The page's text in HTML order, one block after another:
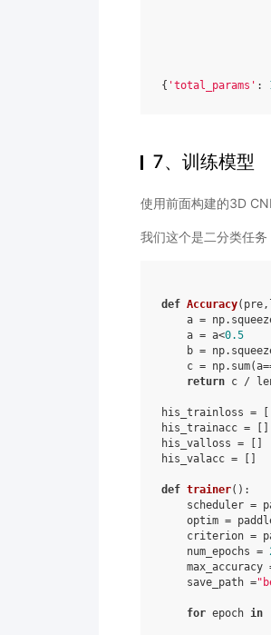
{ 'total_params' :
7、训练模型
使用前面构建的3D
我们这个是二分类任
def Accuracy( pre,
a = np.
a = a<0.5
b = np.
c = np. sum(a
return c /
his_trainloss =
his_trainacc =
his_valloss =
his_valacc =
def trainer():
scheduler =
optim =
criterion =
num_epochs =
max_accuracy
save_path =
for epoch in